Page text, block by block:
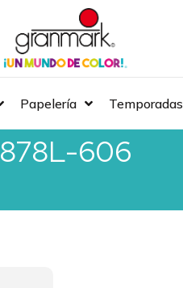
Papelería Temporadas
878L-606